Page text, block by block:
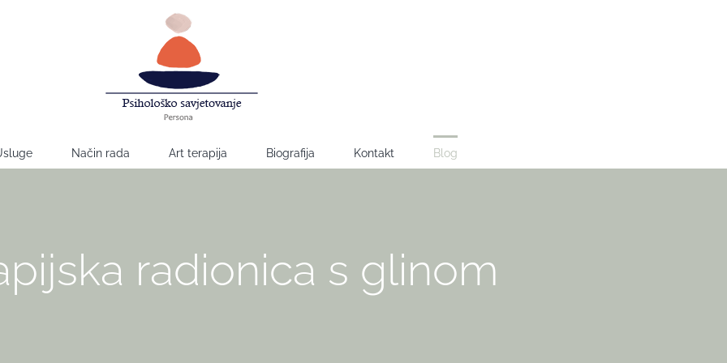
Način rada Art terapija Biografija Kontakt Blog
radionica s glinom